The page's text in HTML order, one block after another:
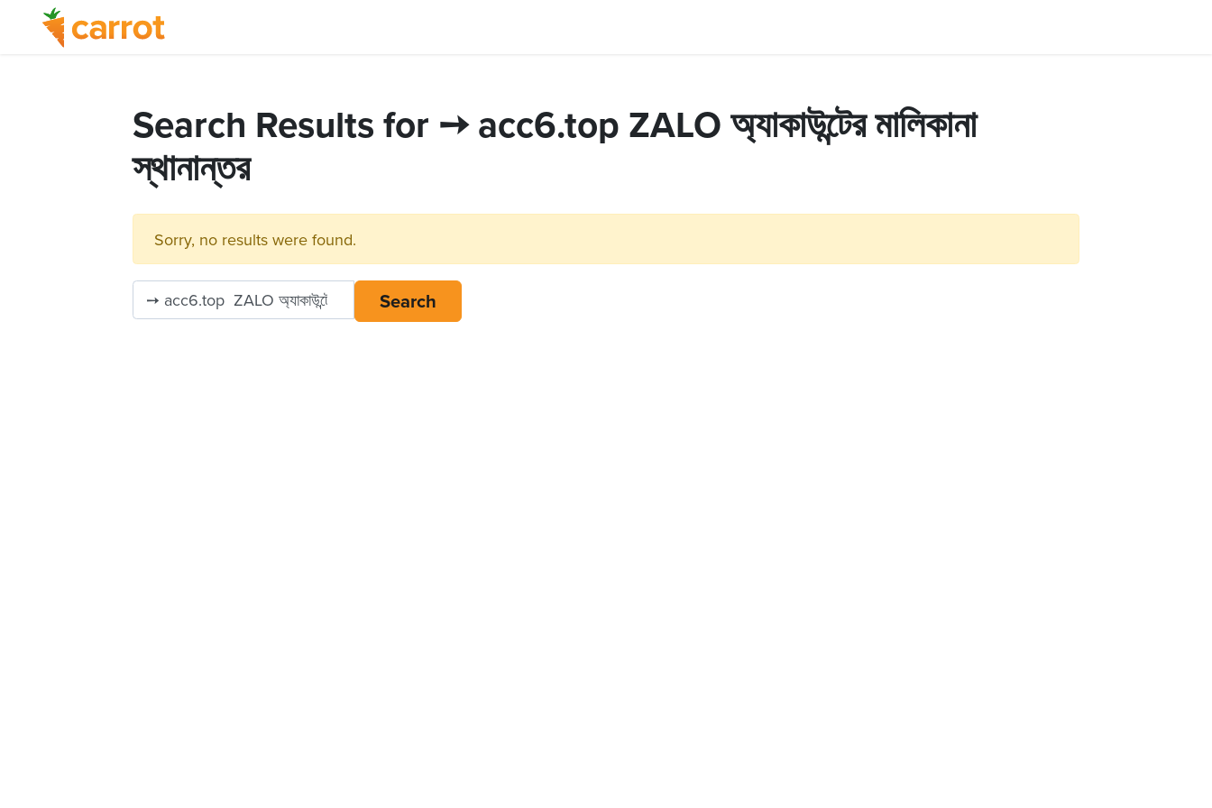
Search Results for ➙ acc6.top ZALO অ্যাকাউন্টের মালিকানা
স্থানান্তর
Sorry, no results were found.
Search for: Search